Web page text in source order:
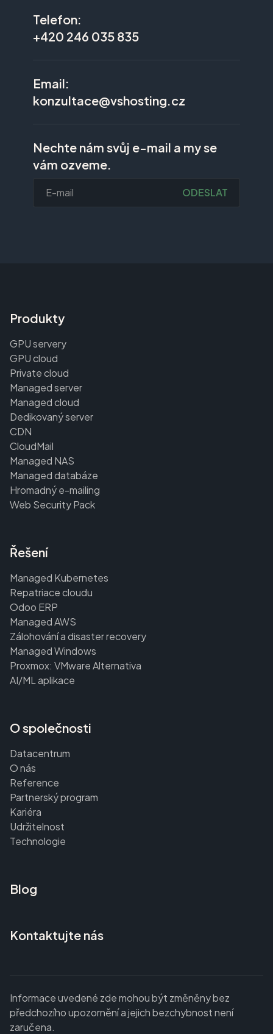
Telefon:
+420 246 035 835
Email:
konzultace@vshosting.cz
Nechte nám svůj e-mail a my se
vám ozveme.
ODESLAT
Produkty
GPU servery
GPU cloud
Private cloud
Managed server
Managed cloud
Dedikovaný server
CDN
CloudMail
Managed NAS
Managed databáze
Hromadný e-mailing
Web Security Pack
Řešení
Managed Kubernetes
Repatriace cloudu
Odoo ERP
Managed AWS
Zálohování a disaster recovery
Managed Windows
Proxmox: VMware Alternativa
AI/ML aplikace
O společnosti
Datacentrum
O nás
Reference
Partnerský program
Kariéra
Udržitelnost
Technologie
Blog
Kontaktujte nás
Informace uvedené zde mohou být změněny bez
předchozího upozornění a jejich bezchybnost není
zaručena.